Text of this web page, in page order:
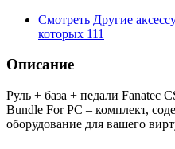
Смотреть Другие
которых 111
Описание
Руль + база + педали Fanatec
Bundle For PC – комплект,
оборудование для вашего